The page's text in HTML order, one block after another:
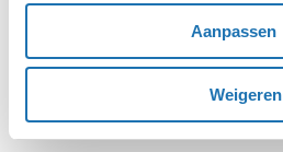
Aanpassen
Weigeren